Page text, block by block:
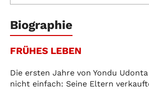
Biographie
FRÜHES LEBEN
Die ersten Jahre von Yondu
nicht einfach: Seine Eltern